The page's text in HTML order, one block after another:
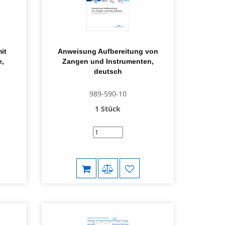
Anweisung Aufbereitung von
Zangen und Instrumenten,
deutsch
989-590-10
1 Stück